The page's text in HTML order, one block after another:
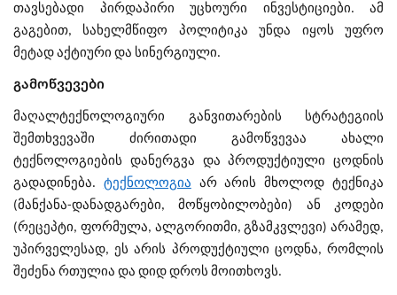
თავსებადი პირდაპირი უცხოური ინვესტიციები. ამ
გაგებით, სახელმწიფო პოლიტიკა უნდა იყოს უფრო
მეტად აქტიური და სინერგიული.
გამოწვევები
მაღალტექნოლოგიური განვითარების სტრატეგიის
შემთხვევაში ძირითადი გამოწვევაა ახალი
ტექნოლოგიების დანერგვა და პროდუქტიული ცოდნის
გადადინება. ტექნოლოგია არ არის მხოლოდ ტექნიკა
(მანქანა-დანადგარები, მოწყობილობები) ან კოდები
(რეცეპტი, ფორმულა, ალგორითმი, გზამკვლევი) არამედ,
უპირველესად, ეს არის პროდუქტიული ცოდნა, რომლის
შეძენა რთულია და დიდ დროს მოითხოვს.